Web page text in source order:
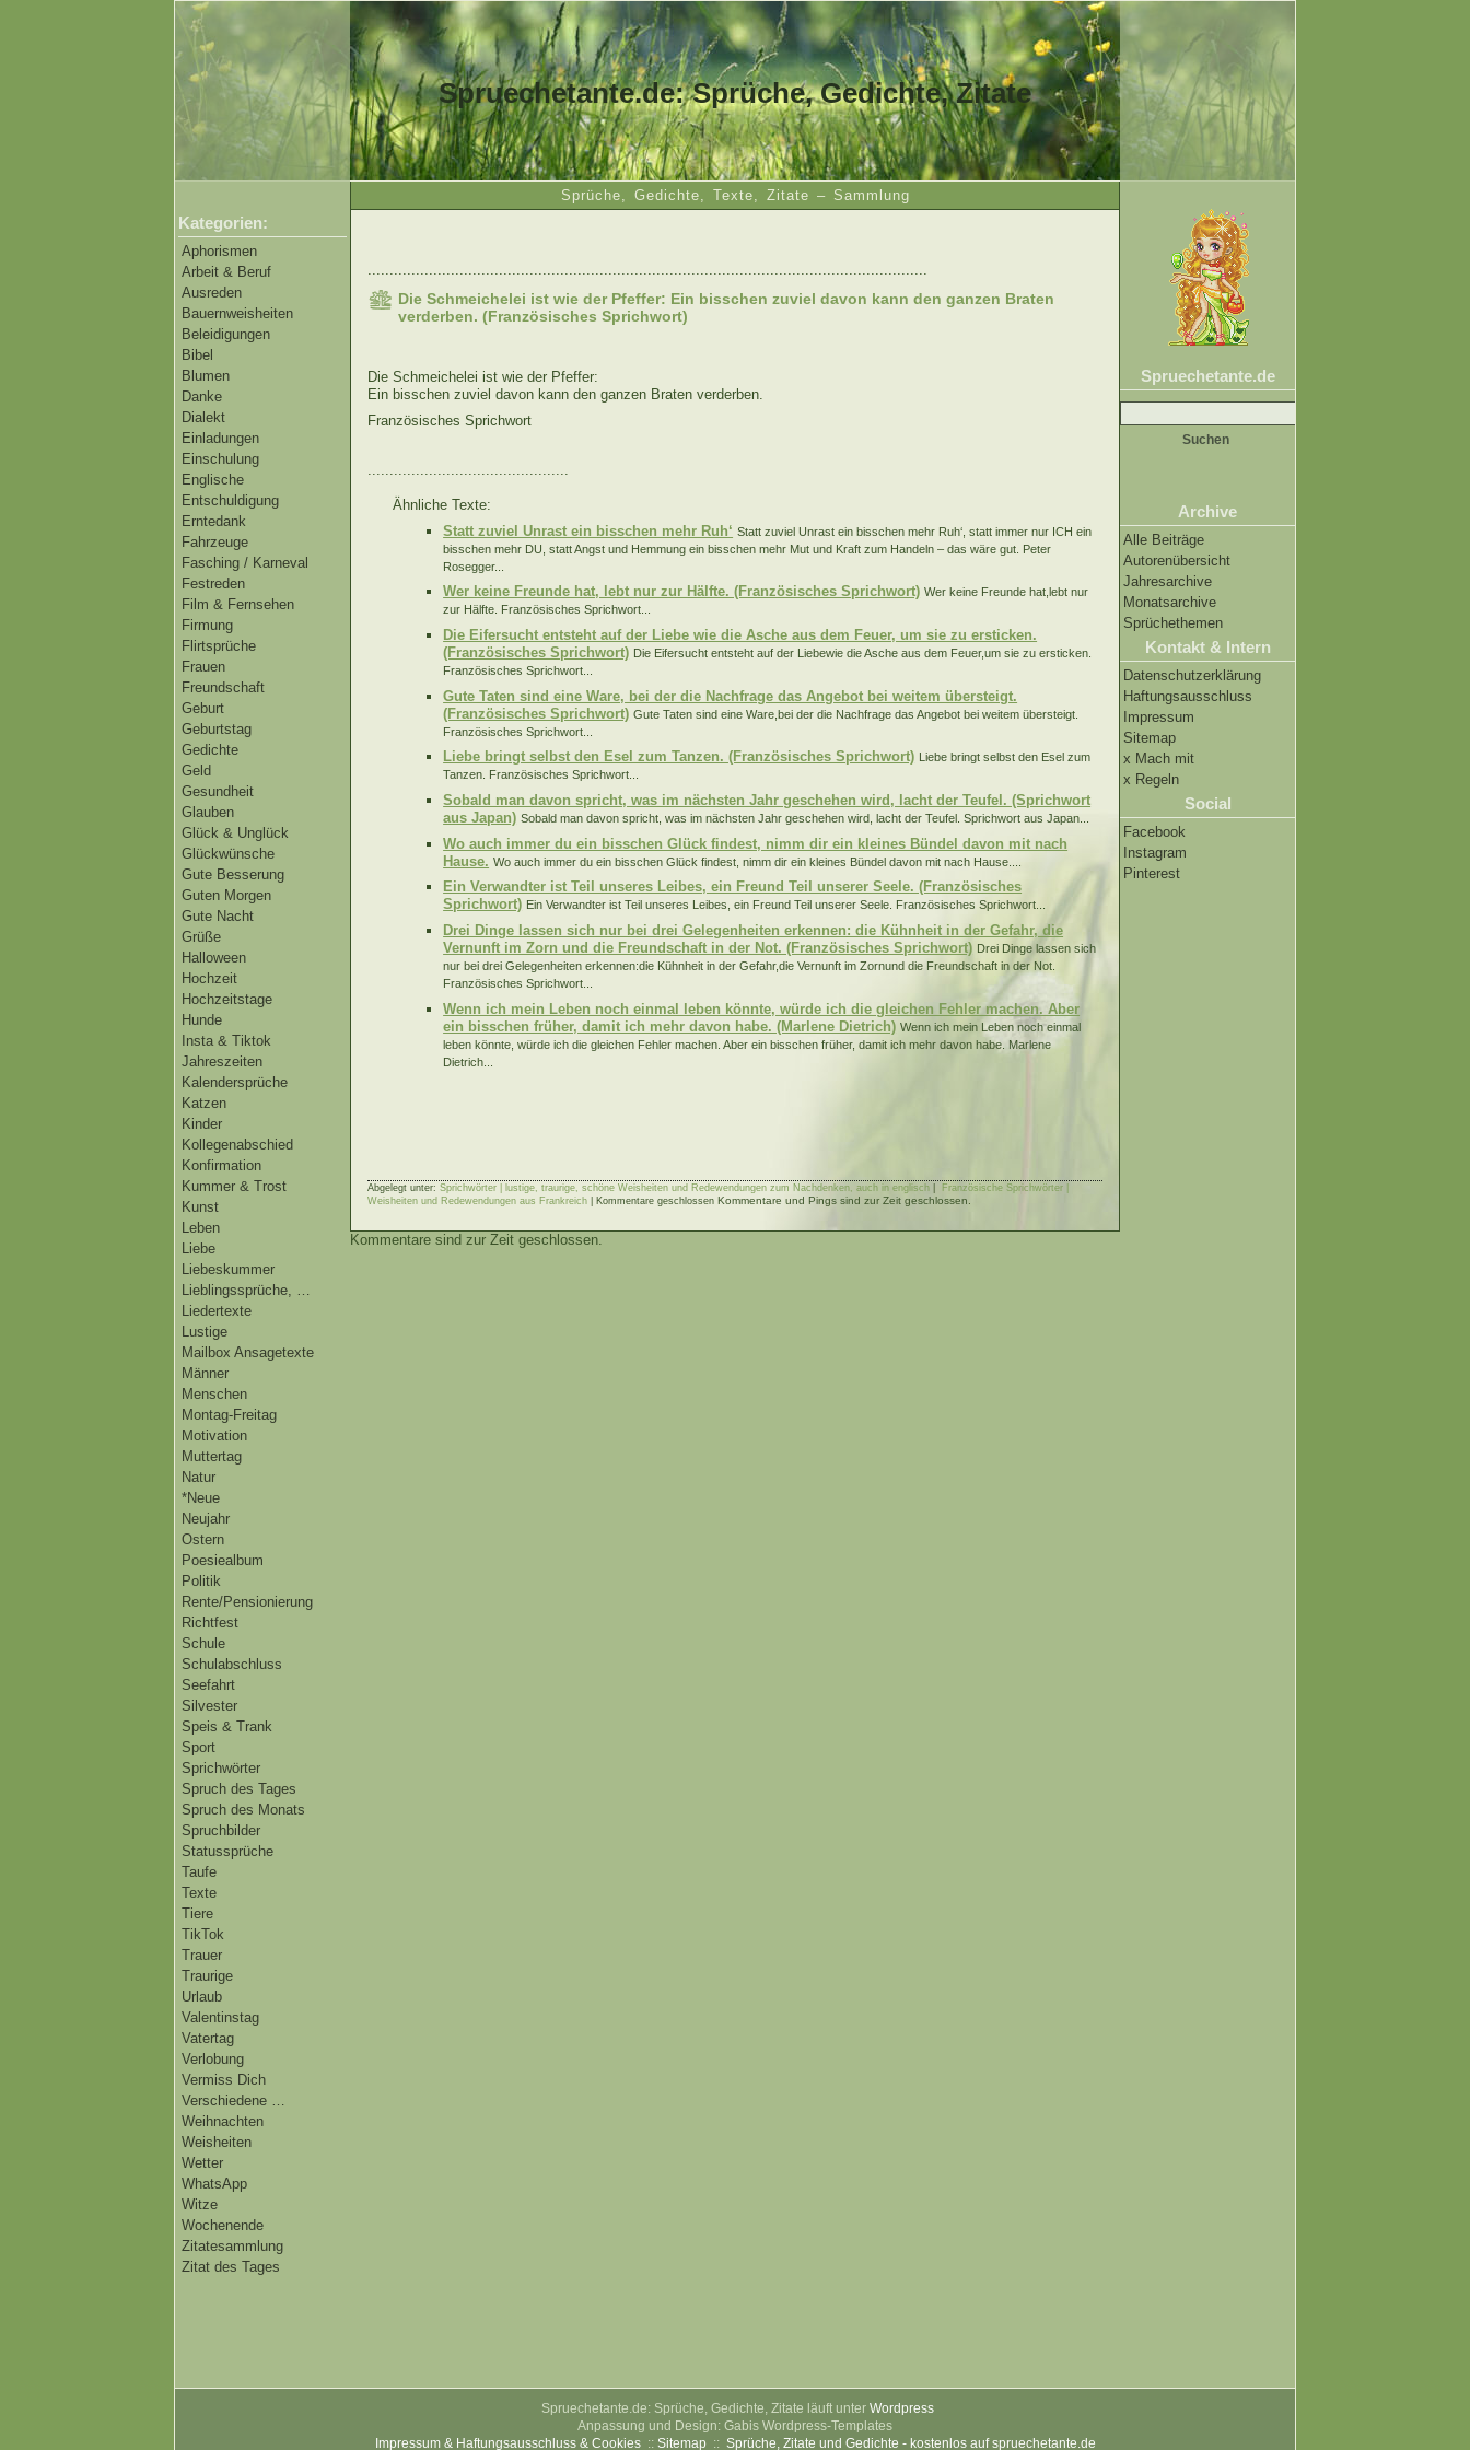
Spruechetante.de: Sprüche, Gedichte, Zitate
Sprüche, Gedichte, Texte, Zitate – Sammlung
Kategorien:
Aphorismen
Arbeit & Beruf
Ausreden
Bauernweisheiten
Beleidigungen
Bibel
Blumen
Danke
Dialekt
Einladungen
Einschulung
Englische
Entschuldigung
Erntedank
Fahrzeuge
Fasching / Karneval
Festreden
Film & Fernsehen
Firmung
Flirtsprüche
Frauen
Freundschaft
Geburt
Geburtstag
Gedichte
Geld
Gesundheit
Glauben
Glück & Unglück
Glückwünsche
Gute Besserung
Guten Morgen
Gute Nacht
Grüße
Halloween
Hochzeit
Hochzeitstage
Hunde
Insta & Tiktok
Jahreszeiten
Kalendersprüche
Katzen
Kinder
Kollegenabschied
Konfirmation
Kummer & Trost
Kunst
Leben
Liebe
Liebeskummer
Lieblingssprüche, …
Liedertexte
Lustige
Mailbox Ansagetexte
Männer
Menschen
Montag-Freitag
Motivation
Muttertag
Natur
*Neue
Neujahr
Ostern
Poesiealbum
Politik
Rente/Pensionierung
Richtfest
Schule
Schulabschluss
Seefahrt
Silvester
Speis & Trank
Sport
Sprichwörter
Spruch des Tages
Spruch des Monats
Spruchbilder
Statussprüche
Taufe
Texte
Tiere
TikTok
Trauer
Traurige
Urlaub
Valentinstag
Vatertag
Verlobung
Vermiss Dich
Verschiedene …
Weihnachten
Weisheiten
Wetter
WhatsApp
Witze
Wochenende
Zitatesammlung
Zitat des Tages
Spruechetante.de
Suche
nach:
Archive
Alle Beiträge
Autorenübersicht
Jahresarchive
Monatsarchive
Sprüchethemen
Kontakt & Intern
Datenschutzerklärung
Haftungsausschluss
Impressum
Sitemap
x Mach mit
x Regeln
Social
Facebook
Instagram
Pinterest
................................................................................................................................
Die Schmeichelei ist wie der Pfeffer: Ein bisschen zuviel davon kann den ganzen Braten
verderben. (Französisches Sprichwort)
Die Schmeichelei ist wie der Pfeffer:
Ein bisschen zuviel davon kann den ganzen Braten verderben.
Französisches Sprichwort
Ähnliche Texte:
Statt zuviel Unrast ein bisschen mehr Ruh‘ Statt zuviel Unrast ein bisschen mehr Ruh‘, statt immer nur ICH ein
bisschen mehr DU, statt Angst und Hemmung ein bisschen mehr Mut und Kraft zum Handeln – das wäre gut. Peter
Rosegger...
Wer keine Freunde hat, lebt nur zur Hälfte. (Französisches Sprichwort) Wer keine Freunde hat,lebt nur
zur Hälfte. Französisches Sprichwort...
Die Eifersucht entsteht auf der Liebe wie die Asche aus dem Feuer, um sie zu ersticken.
(Französisches Sprichwort) Die Eifersucht entsteht auf der Liebewie die Asche aus dem Feuer,um sie zu ersticken.
Französisches Sprichwort...
Gute Taten sind eine Ware, bei der die Nachfrage das Angebot bei weitem übersteigt.
(Französisches Sprichwort) Gute Taten sind eine Ware,bei der die Nachfrage das Angebot bei weitem übersteigt.
Französisches Sprichwort...
Liebe bringt selbst den Esel zum Tanzen. (Französisches Sprichwort)
Liebe bringt selbst den Esel zum
Tanzen. Französisches Sprichwort...
Sobald man davon spricht, was im nächsten Jahr geschehen wird, lacht der Teufel. (Sprichwort
aus Japan) Sobald man davon spricht, was im nächsten Jahr geschehen wird, lacht der Teufel. Sprichwort aus Japan...
Wo auch immer du ein bisschen Glück findest, nimm dir ein kleines Bündel davon mit nach
Hause. Wo auch immer du ein bisschen Glück findest, nimm dir ein kleines Bündel davon mit nach Hause....
Ein Verwandter ist Teil unseres Leibes, ein Freund Teil unserer Seele. (Französisches
Sprichwort) Ein Verwandter ist Teil unseres Leibes, ein Freund Teil unserer Seele. Französisches Sprichwort...
Drei Dinge lassen sich nur bei drei Gelegenheiten erkennen: die Kühnheit in der Gefahr, die
Vernunft im Zorn und die Freundschaft in der Not. (Französisches Sprichwort) Drei Dinge lassen sich
nur bei drei Gelegenheiten erkennen:die Kühnheit in der Gefahr,die Vernunft im Zornund die Freundschaft in der Not.
Französisches Sprichwort...
Wenn ich mein Leben noch einmal leben könnte, würde ich die gleichen Fehler machen. Aber
ein bisschen früher, damit ich mehr davon habe. (Marlene Dietrich) Wenn ich mein Leben noch einmal
leben könnte, würde ich die gleichen Fehler machen. Aber ein bisschen früher, damit ich mehr davon habe. Marlene
Dietrich...
Abgelegt unter: Sprichwörter | lustige, traurige, schöne Weisheiten und Redewendungen zum Nachdenken, auch in englisch
Französische Sprichwörter |
Weisheiten und Redewendungen aus Frankreich
Kommentare geschlossen Kommentare und Pings sind zur Zeit geschlossen.
Kommentare sind zur Zeit geschlossen.
Spruechetante.de: Sprüche, Gedichte, Zitate läuft unter Wordpress
Anpassung und Design: Gabis Wordpress-Templates
Impressum & Haftungsausschluss & Cookies:: Sitemap :: Sprüche, Zitate und Gedichte - kostenlos auf spruechetante.de